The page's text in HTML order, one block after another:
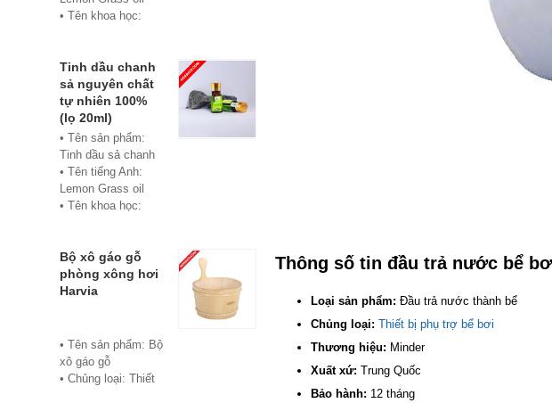
Thông số tin đầu trả nước bể
Loại sản phẩm: Đầu trả nước thành bể
Chủng loại: Thiết bị phụ trợ bể bơi
Thương hiệu: Minder
Xuất xứ: Trung Quốc
Bảo hành: 12 tháng
• Tên khoa học:
• Chủng loại: Thiết
bị xông hơi
• Thành phần chiết
xuất: lá
• Phương pháp
chiết xuất: Chưng
cất hơi nước
• Hình thức: Chất
lỏng
• Mùi vị: Mùi chanh
tươi, đặc trưng của
dầu sả
(Citral A và Citral B)
60- 80%
• Đóng chai: Lọ
Tinh dầu chanh
sả nguyên chất
tự nhiên 100%
(lọ 20ml)
• Tên sản phẩm:
Tinh dầu sả chanh
• Tên tiếng Anh:
Lemon Grass oil
• Tên khoa học:
• Chủng loại: Thiết
bị xông hơi
• Thành phần chiết
chiết xuất: Chưng
cất hơi nước
• Hình thức: Chất
Bộ xô gáo gỗ
phòng xông hơi
Harvia
• Tên sản phẩm: Bộ
xô gáo gỗ
• Chủng loại: Thiết